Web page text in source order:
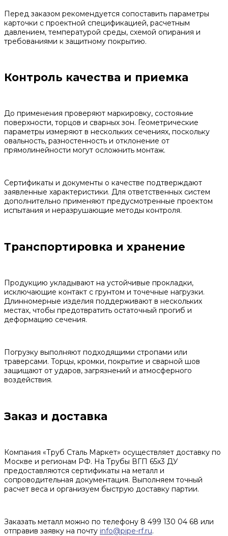
Перед заказом рекомендуется сопоставить параметры
карточки с проектной спецификацией, расчетным
давлением, температурой среды, схемой опирания и
требованиями к защитному покрытию.
Контроль качества и приемка
До применения проверяют маркировку, состояние
поверхности, торцов и сварных зон. Геометрические
параметры измеряют в нескольких сечениях, поскольку
овальность, разностенность и отклонение от
прямолинейности могут осложнить монтаж.
Сертификаты и документы о качестве подтверждают
заявленные характеристики. Для ответственных систем
дополнительно применяют предусмотренные проектом
испытания и неразрушающие методы контроля.
Транспортировка и хранение
Продукцию укладывают на устойчивые прокладки,
исключающие контакт с грунтом и точечные нагрузки.
Длинномерные изделия поддерживают в нескольких
местах, чтобы предотвратить остаточный прогиб и
деформацию сечения.
Погрузку выполняют подходящими стропами или
траверсами. Торцы, кромки, покрытие и сварной шов
защищают от ударов, загрязнений и атмосферного
воздействия.
Заказ и доставка
Компания «Труб Сталь Маркет» осуществляет доставку по
Москве и регионам РФ. На Трубы ВГП 65х3 ДУ
предоставляются сертификаты на металл и
сопроводительная документация. Выполняем точный
расчет веса и организуем быструю доставку партии.
Заказать металл можно по телефону 8 499 130 04 68 или
отправив заявку на почту info@pipe-rf.ru.